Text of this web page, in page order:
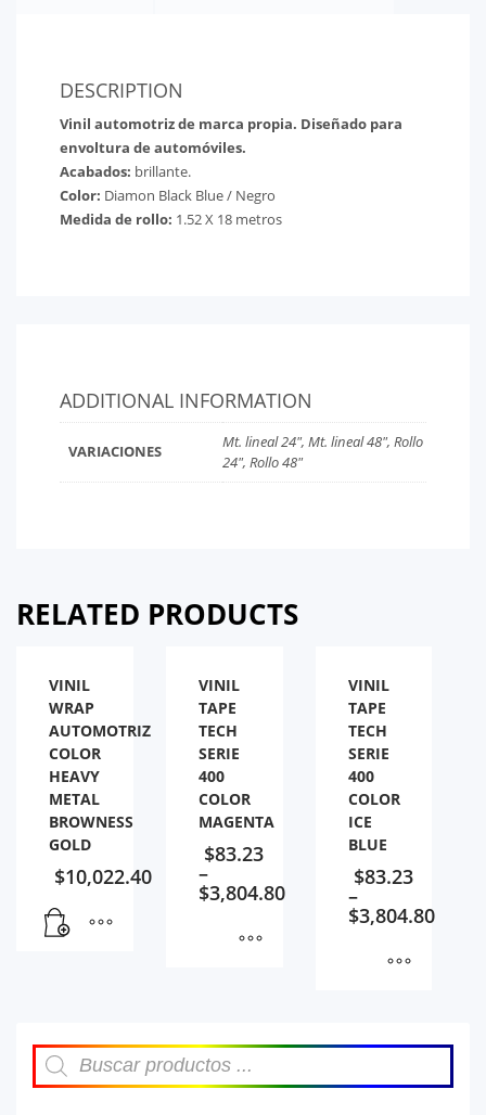
DESCRIPTION
Vinil automotriz de marca propia. Diseñado para
envoltura de automóviles.
Acabados: brillante.
Color: Diamon Black Blue / Negro
Medida de rollo: 1.52 X 18 metros
ADDITIONAL INFORMATION
VARIACIONES
Mt. lineal 24", Mt. lineal 48", Rollo
24", Rollo 48"
RELATED PRODUCTS
VINIL
WRAP
AUTOMOTRIZ
COLOR
HEAVY
METAL
BROWNESS
GOLD
$10,022.40
VINIL
TAPE
TECH
SERIE
400
COLOR
MAGENTA
$83.23
–
$3,804.80
VINIL
TAPE
TECH
SERIE
400
COLOR
ICE
BLUE
$83.23
–
$3,804.80
Búsqueda
de
productos